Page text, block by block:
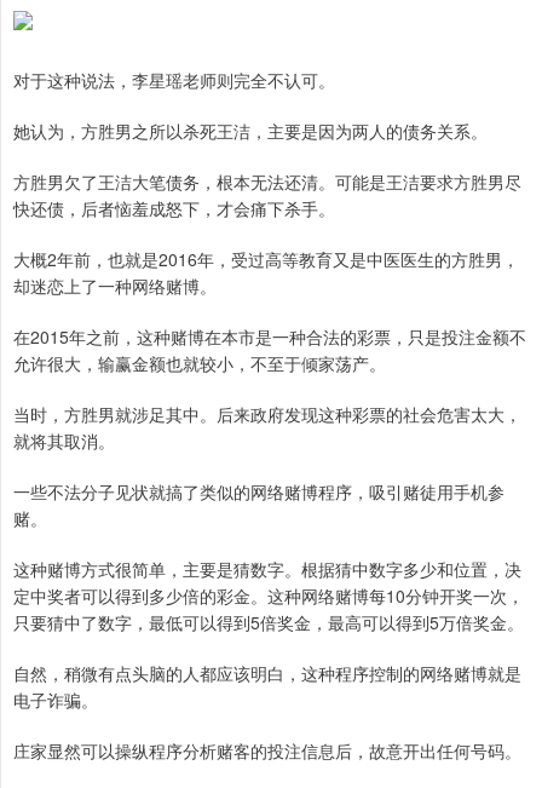
对于这种说法，李星瑶老师则完全不认可。
她认为，方胜男之所以杀死王洁，主要是因为两人的债务关系。
方胜男欠了王洁大笔债务，根本无法还清。可能是王洁要求方胜男尽
快还债，后者恼羞成怒下，才会痛下杀手。
大概2年前，也就是2016年，受过高等教育又是中医医生的方胜男，
却迷恋上了一种网络赌博。
在2015年之前，这种赌博在本市是一种合法的彩票，只是投注金额不
允许很大，输赢金额也就较小，不至于倾家荡产。
当时，方胜男就涉足其中。后来政府发现这种彩票的社会危害太大，
就将其取消。
一些不法分子见状就搞了类似的网络赌博程序，吸引赌徒用手机参
赌。
这种赌博方式很简单，主要是猜数字。根据猜中数字多少和位置，决
定中奖者可以得到多少倍的彩金。这种网络赌博每10分钟开奖一次，
只要猜中了数字，最低可以得到5倍奖金，最高可以得到5万倍奖金。
自然，稍微有点头脑的人都应该明白，这种程序控制的网络赌博就是
电子诈骗。
庄家显然可以操纵程序分析赌客的投注信息后，故意开出任何号码。